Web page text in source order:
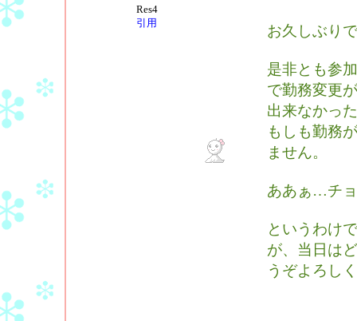
Res4
引用
お久しぶり
是非とも参
で勤務変更が
出来なかっ
もしも勤務
ません。
ああぁ…チ
というわけ
が、当日はど
うぞよろし